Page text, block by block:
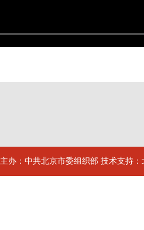
主办：中共北京市委组织部 技术支持